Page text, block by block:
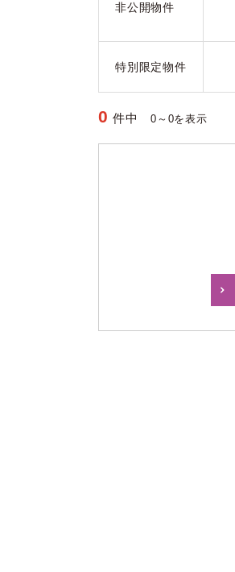
非公開物件
特別限定物件
0 件中 0～0を表示